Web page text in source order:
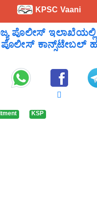
KPSC Vaani
ಪೊಲೀಸ್
ಪೊಲೀಸ್ ಕಾನ್ಸ್‌ಟೇಬಲ್
KSP